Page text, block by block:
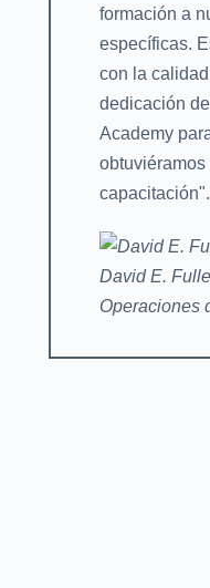
formación a
específicas.
con la
dedicación
Academy
capacitación".
David E.
Operaciones